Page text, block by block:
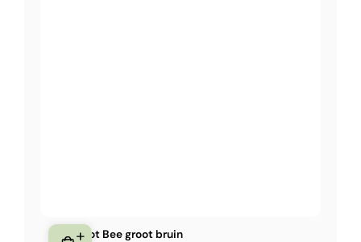
Bloempot Bee groot bruin